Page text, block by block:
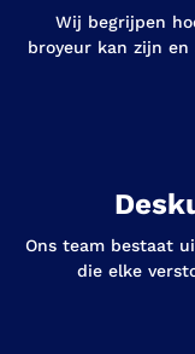
Wij begrijpen
broyeur kan zijn
Ons team bestaat
die elke